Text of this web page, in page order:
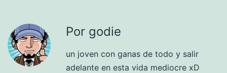
Por godie
un joven con ganas de todo y salir
adelante en esta vida mediocre xD